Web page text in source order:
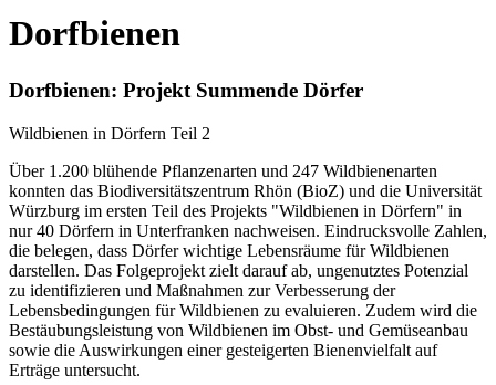
Dorfbienen
Dorfbienen: Projekt Summende Dörfer
Wildbienen in Dörfern Teil 2
Über 1.200 blühende Pflanzenarten und 247 Wildbienenarten
konnten das Biodiversitätszentrum Rhön (BioZ) und die Universität
Würzburg im ersten Teil des Projekts "Wildbienen in Dörfern" in
nur 40 Dörfern in Unterfranken nachweisen. Eindrucksvolle Zahlen,
die belegen, dass Dörfer wichtige Lebensräume für Wildbienen
darstellen. Das Folgeprojekt zielt darauf ab, ungenutztes Potenzial
zu identifizieren und Maßnahmen zur Verbesserung der
Lebensbedingungen für Wildbienen zu evaluieren. Zudem wird die
Bestäubungsleistung von Wildbienen im Obst- und Gemüseanbau
sowie die Auswirkungen einer gesteigerten Bienenvielfalt auf
Erträge untersucht.